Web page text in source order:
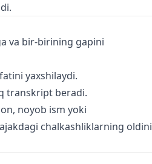
va bir-birining gapini
yaxshilaydi.
transkript beradi.
noyob ism yoki
chalkashliklarning oldini